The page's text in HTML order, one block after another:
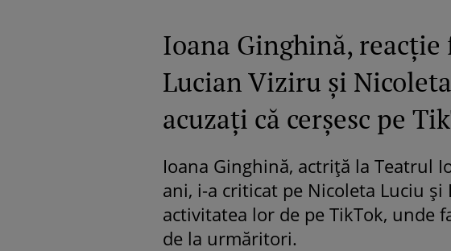
Ioana Ginghină, reacție
Lucian Viziru și
acuzați că cerșesc pe
Ioana Ginghină, actriță la Teatrul
ani, i-a criticat pe Nicoleta Luciu
activitatea lor de pe TikTok, unde
de la urmăritori.